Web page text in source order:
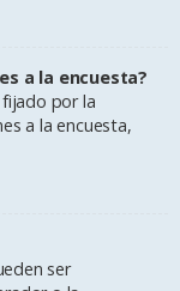
a la encuesta?
por la
a la encuesta,
ser